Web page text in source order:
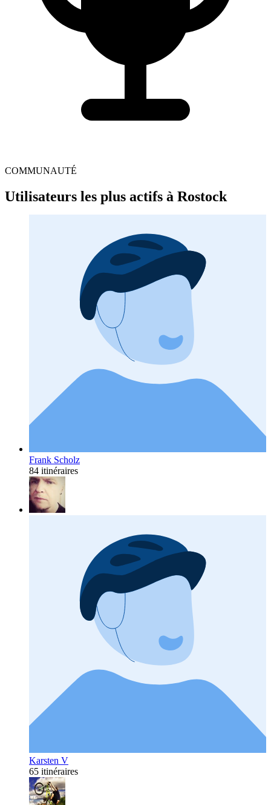
COMMUNAUTÉ
Utilisateurs les plus actifs à Rostock
Frank Scholz
84 itinéraires
Karsten V
65 itinéraires